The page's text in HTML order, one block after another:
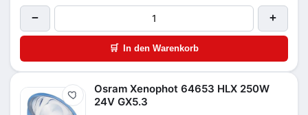
− +
🛒 In den Warenkorb
Merken
Osram Xenophot 64653 HLX 250W
24V GX5.3